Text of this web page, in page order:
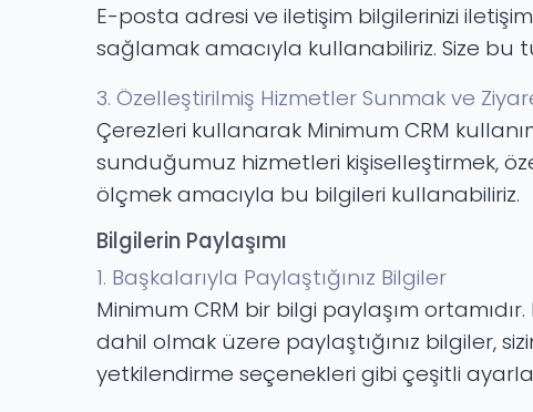
E-posta adresi ve iletişim bilgilerinizi
sağlamak amacıyla kullanabiliriz. Size bu
3. Özelleştirilmiş Hizmetler Sunmak ve
Çerezleri kullanarak Minimum CRM
sunduğumuz hizmetleri kişiselleştirmek,
ölçmek amacıyla bu bilgileri kullanabiliriz.
Bilgilerin Paylaşımı
1. Başkalarıyla Paylaştığınız Bilgiler
Minimum CRM bir bilgi paylaşım
dahil olmak üzere paylaştığınız bilgiler,
yetkilendirme seçenekleri gibi çeşitli